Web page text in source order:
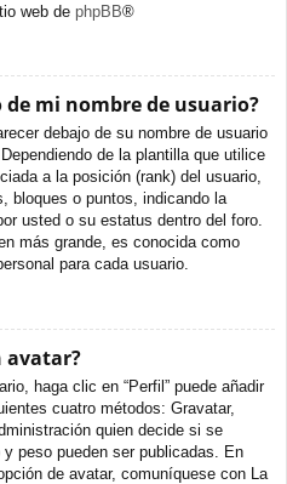
web de phpBB®
de mi nombre de usuario?
debajo de su nombre de usuario
de la plantilla que utilice
a la posición (rank) del usuario,
bloques o puntos, indicando la
usted o su estatus dentro del foro.
más grande, es conocida como
para cada usuario.
avatar?
haga clic en “Perfil” puede añadir
cuatro métodos: Gravatar,
quien decide si se
peso pueden ser publicadas. En
de avatar, comuníquese con La